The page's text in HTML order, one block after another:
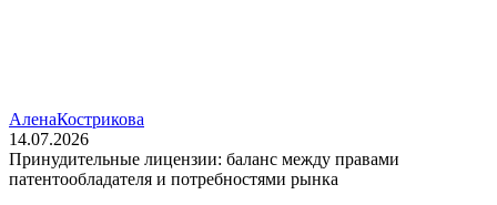
АленаКострикова
14.07.2026
Принудительные лицензии: баланс между правами
патентообладателя и потребностями рынка